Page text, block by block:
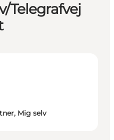
Telegrafvej
Mig selv